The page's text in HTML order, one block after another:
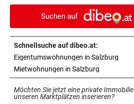
nächtliche Sperre
„IST KEINE ARBEIT“ vor
Kanzler empört mit Sager
Kinderbetreuung
EIN VERLETZTER
Auto überschlug sich bei
auf Landesstraße
Suchen auf
Schnellsuche auf dibeo.at:
Eigentumswohnungen in Salzburg
Mietwohnungen in Salzburg
Möchten Sie jetzt eine private
unseren Marktplätzen inserieren?